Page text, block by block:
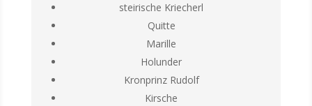
steirische Kriecherl
Quitte
Marille
Holunder
Kronprinz Rudolf
Kirsche